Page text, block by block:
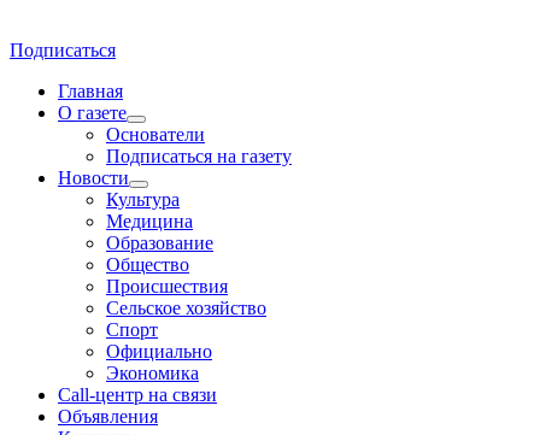
Подписаться
Главная
О газете
Основатели
Подписаться на газету
Новости
Культура
Медицина
Образование
Общество
Происшествия
Сельское хозяйство
Спорт
Официально
Экономика
Call-центр на связи
Объявления